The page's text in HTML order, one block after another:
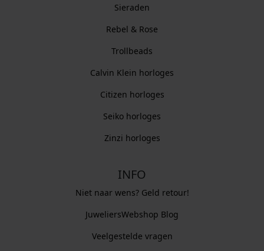
Sieraden
Rebel & Rose
Trollbeads
Calvin Klein horloges
Citizen horloges
Seiko horloges
Zinzi horloges
INFO
Niet naar wens? Geld retour!
JuweliersWebshop Blog
Veelgestelde vragen